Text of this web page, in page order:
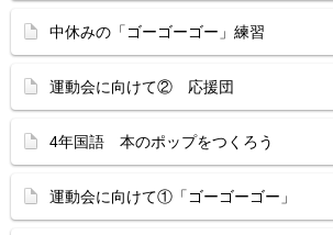
中休みの「ゴーゴーゴー」練習
運動会に向けて② 応援団
4年国語 本のポップをつくろう
運動会に向けて①「ゴーゴーゴー」